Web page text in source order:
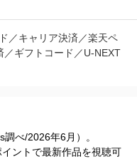
／キャリア決済／楽天ペ
／ギフトコード／U-NEXT
べ/2026年6⽉）。
ントで最新作品を視聴可